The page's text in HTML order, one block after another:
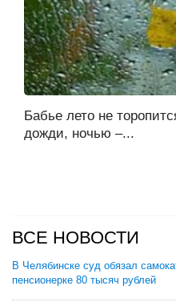
Бабье лето не
дожди, ночью –...
ВСЕ НОВОСТИ
В Челябинске суд обязал
пенсионерке 80 тысяч рублей